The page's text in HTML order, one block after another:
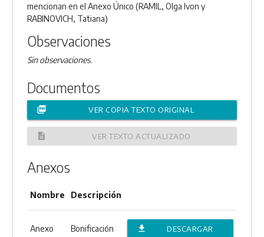
mencionan en el Anexo Único (RAMIL, Olga Ivon y
RABINOVICH, Tatiana)
Observaciones
Sin observaciones.
Documentos
picture_as_pdf VER COPIA TEXTO ORIGINAL
description VER TEXTO ACTUALIZADO
Anexos
Nombre Descripción
Anexo Bonificación file_download
DESCARGAR